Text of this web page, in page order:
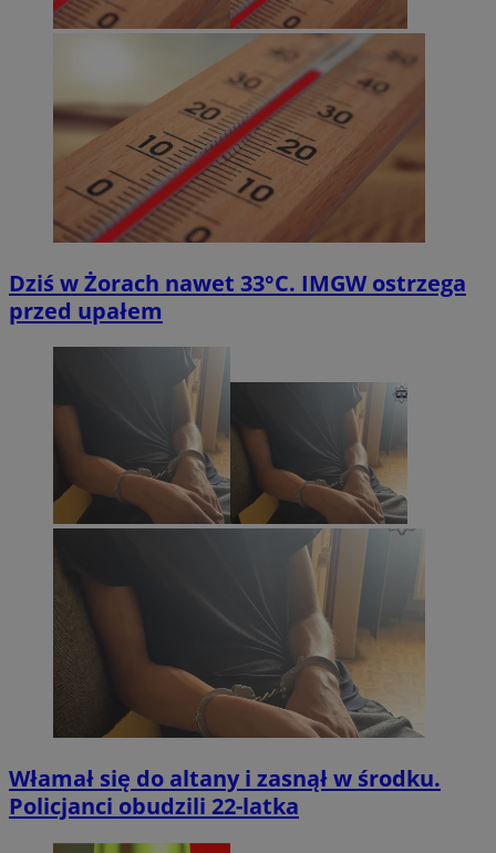
Dziś w Żorach nawet 33°C. IMGW ostrzega
przed upałem
Włamał się do altany i zasnął w środku.
Policjanci obudzili 22-latka